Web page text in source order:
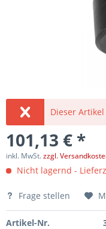
Dieser
101,13 € *
inkl. MwSt.zzgl.
Nicht lagernd -
Frage stellen
Artikel-Nr.